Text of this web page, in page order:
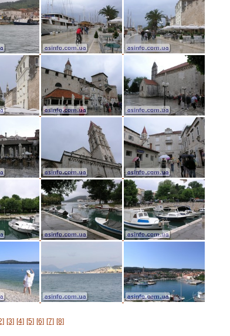
[3] [4] [5] [6] [7] [8]